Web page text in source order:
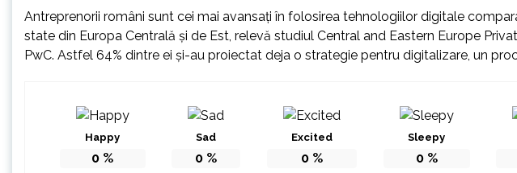
Antreprenorii români sunt cei mai avansați în folosirea tehnologiilor digitale
state din Europa Centrală și de Est, relevă studiul Central and Eastern Europe
PwC. Astfel 64% dintre ei și-au proiectat deja o strategie pentru digitalizare, un
Happy
0 %
Sad
0 %
Excited
0 %
Sleepy
0%